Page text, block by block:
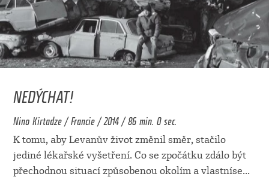
NEDÝCHAT!
Nino Kirtadze / Francie / 2014 / 86 min. 0 sec.
K tomu, aby Levanův život změnil směr, stačilo
jediné lékařské vyšetření. Co se zpočátku zdálo být
přechodnou situací způsobenou okolím a vlastníse...